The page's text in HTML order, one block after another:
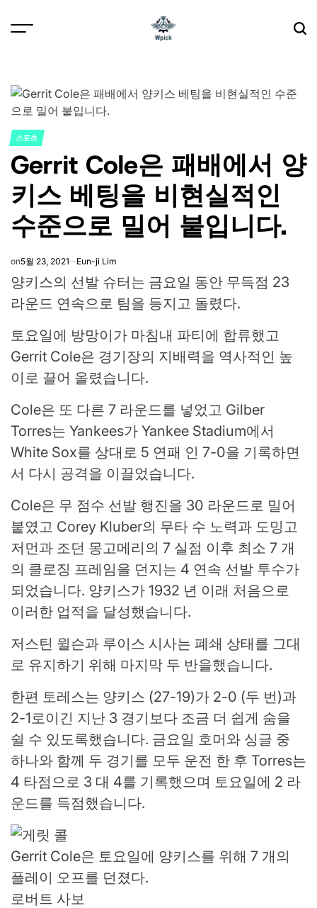
POSTED
IN
스포츠
Gerrit Cole은 패배에서 양
키스 베팅을 비현실적인
수준으로 밀어 붙입니다.
on5월 23, 2021 Eun-ji Lim
양키스의 선발 슈터는 금요일 동안 무득점 23
라운드 연속으로 팀을 등지고 돌렸다.
토요일에 방망이가 마침내 파티에 합류했고
Gerrit Cole은 경기장의 지배력을 역사적인 높
이로 끌어 올렸습니다.
Cole은 또 다른 7 라운드를 넣었고 Gilber
Torres는 Yankees가 Yankee Stadium에서
White Sox를 상대로 5 연패 인 7-0을 기록하면
서 다시 공격을 이끌었습니다.
Cole은 무 점수 선발 행진을 30 라운드로 밀어
붙였고 Corey Kluber의 무타 수 노력과 도밍고
저먼과 조던 몽고메리의 7 실점 이후 최소 7 개
의 클로징 프레임을 던지는 4 연속 선발 투수가
되었습니다. 양키스가 1932 년 이래 처음으로
이러한 업적을 달성했습니다.
저스틴 윌슨과 루이스 시사는 폐쇄 상태를 그대
로 유지하기 위해 마지막 두 반을했습니다.
한편 토레스는 양키스 (27-19)가 2-0 (두 번)과
2-1로이긴 지난 3 경기보다 조금 더 쉽게 숨을
쉴 수 있도록했습니다. 금요일 호머와 싱글 중
하나와 함께 두 경기를 모두 운전 한 후 Torres는
4 타점으로 3 대 4를 기록했으며 토요일에 2 라
운드를 득점했습니다.
Gerrit Cole은 토요일에 양키스를 위해 7 개의
플레이 오프를 던졌다.
로버트 사보